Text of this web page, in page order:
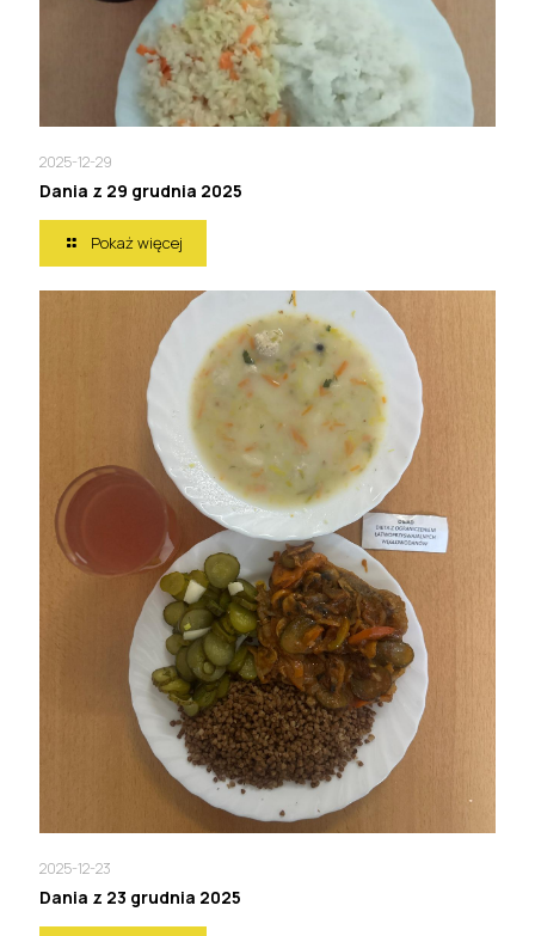
2025-12-29
Dania z 29 grudnia 2025
Pokaż więcej
2025-12-23
Dania z 23 grudnia 2025